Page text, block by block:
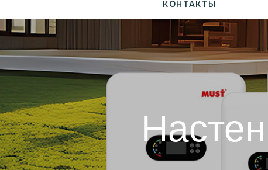
КОНТАКТЫ